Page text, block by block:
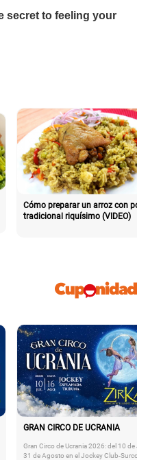
Cómo preparar un arroz con pollo
tradicional riquísimo (VIDEO)
GRAN CIRCO DE UCRANIA
Gran Circo de Ucrania 2026: del 10 de
31 de Agosto en el Jockey Club-Surco